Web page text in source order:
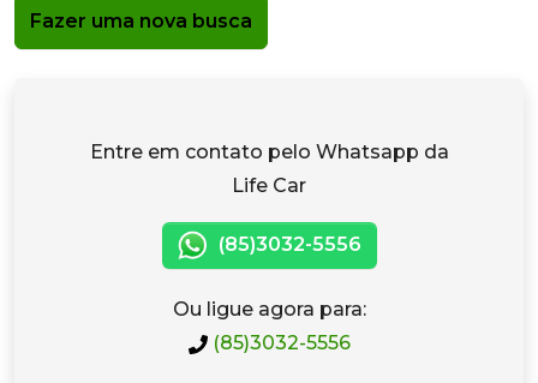
Fazer uma nova busca
Entre em contato pelo Whatsapp da
Life Car
(85)3032-5556
Ou ligue agora para:
(85)3032-5556